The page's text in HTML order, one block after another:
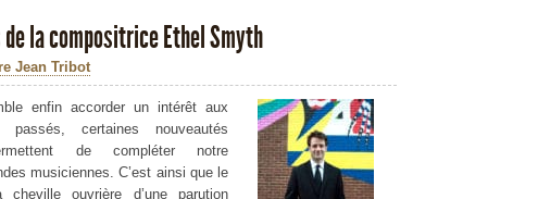
la compositrice Ethel Smyth
Jean Tribot
enfin accorder un intérêt aux
certaines nouveautés
de compléter notre
musiciennes. C’est ainsi que le
ouvrière d’une parution